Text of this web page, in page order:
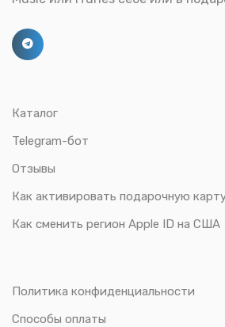
Каталог
Telegram-бот
Отзывы
Как активировать подарочную
Как сменить регион Apple ID на США
Политика конфиденциальности
Способы оплаты